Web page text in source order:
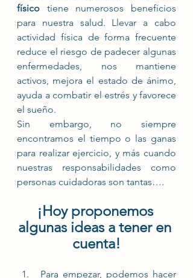
físico tiene numerosos beneficios
para nuestra salud. Llevar a cabo
actividad física de forma frecuente
reduce el riesgo de padecer algunas
enfermedades, nos mantiene
activos, mejora el estado de ánimo,
ayuda a combatir el estrés y favorece
el sueño.
Sin embargo, no siempre
encontramos el tiempo o las ganas
para realizar ejercicio, y más cuando
nuestras responsabilidades como
personas cuidadoras son tantas….
¡Hoy proponemos
algunas ideas a tener en
cuenta!